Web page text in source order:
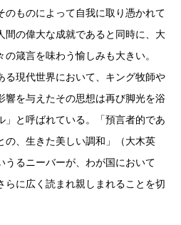
のものによって自我に取り憑かれて
間の偉大な成就であると同時に、大
箴言を味わう愉しみも大きい。
現代世界において、キング牧師や
響を与えたその思想は再び脚光を浴
」と呼ばれている。「預言者的であ
の、生きた美しい調和」（大木英
うるニーバーが、わが国において
らに広く読まれ親しまれることを切